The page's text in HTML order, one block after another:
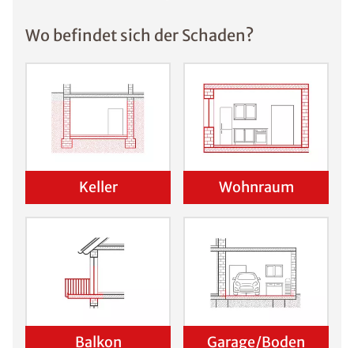
Wo befindet sich der Schaden?
Keller Wohnraum
Balkon Garage/Boden